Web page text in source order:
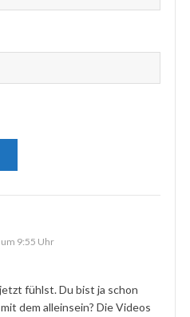
9:55 Uhr
fühlst. Du bist ja schon
dem alleinsein? Die Videos